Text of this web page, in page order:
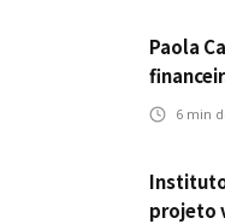
Paola
da ENS
6 min
projeto